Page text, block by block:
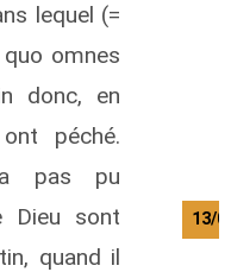
lequel (=
omnes
donc, en
péché.
pas pu
Dieu sont
quand il
13/